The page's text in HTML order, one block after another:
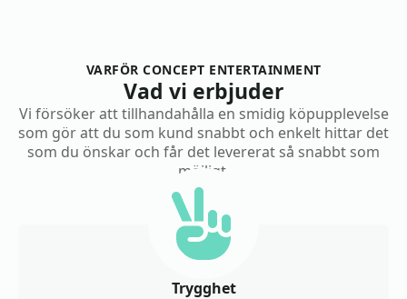
VARFÖR CONCEPT ENTERTAINMENT
Vad vi erbjuder
Vi försöker att tillhandahålla en smidig köpupplevelse
som gör att du som kund snabbt och enkelt hittar det
som du önskar och får det levererat så snabbt som
möjligt.
Trygghet